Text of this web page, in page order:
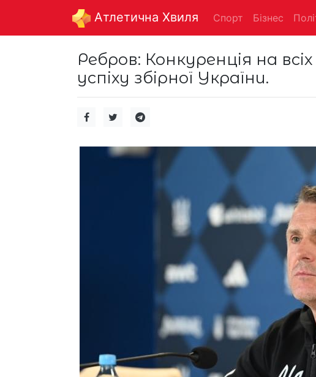
Aтлетична Хвиля Спорт Бізнес
Ребров: Конкуренція на
успіху збірної України.